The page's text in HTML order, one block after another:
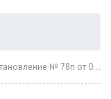
2023 г. О создании муниципальных курсов гражданской обороны в Муниципальном образовании городской округ «город Хасавюрт»